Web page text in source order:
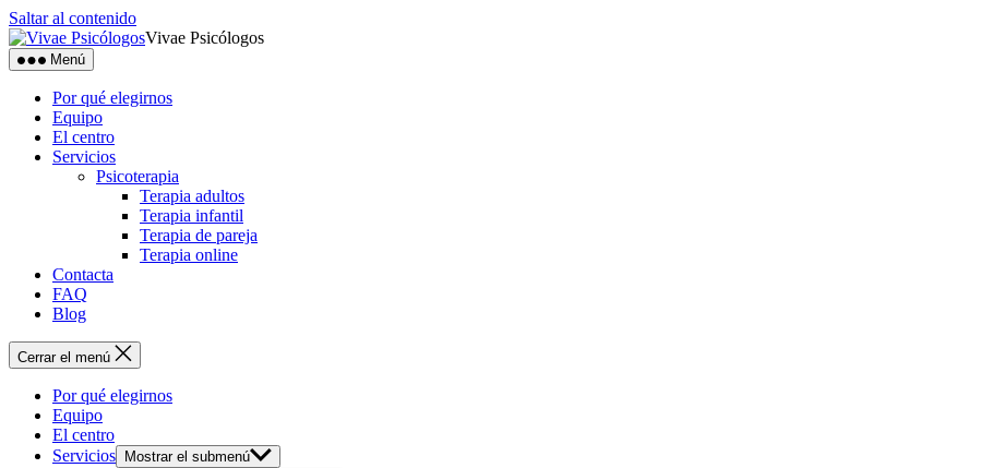
Saltar al contenido
Vivae Psicólogos
Menú
Por qué elegirnos
Equipo
El centro
Servicios
Psicoterapia
Terapia adultos
Terapia infantil
Terapia de pareja
Terapia online
Contacta
FAQ
Blog
Cerrar el menú
Por qué elegirnos
Equipo
El centro
Servicios
Mostrar el submenú